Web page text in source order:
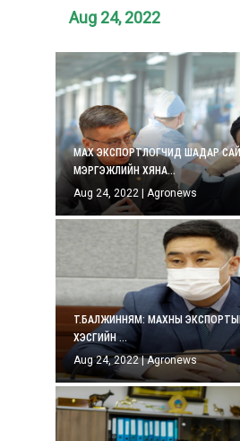
Aug 24, 2022
МАХ ЭКСПОРТЛОГЧИД ШАДАР
МЭРГЭЖЛИЙН ХЯНА...
Aug 24, 2022 | Agronews
Т.БАЛЖИННЯМ: МАХНЫ
ХЭСГИЙН ...
Aug 24, 2022 | Agronews